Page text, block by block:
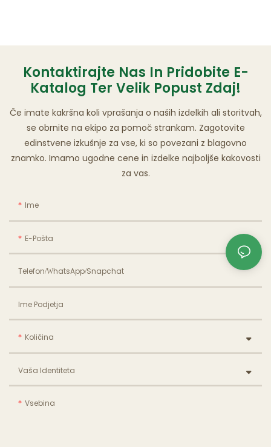
Kontaktirajte Nas In Pridobite E-
Katalog Ter Velik Popust Zdaj!
Če imate kakršna koli vprašanja o naših izdelkih ali storitvah,
se obrnite na ekipo za pomoč strankam. Zagotovite
edinstvene izkušnje za vse, ki so povezani z blagovno
znamko. Imamo ugodne cene in izdelke najboljše kakovosti
za vas.
Ime
E-Pošta
Telefon/WhatsApp/Snapchat
Ime Podjetja
Količina
Vaša Identiteta
Vsebina